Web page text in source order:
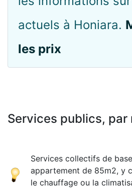
actuels à Honiara.
les prix
Services publics, par
Services collectifs de
appartement de 85m2, y
le chauffage ou la